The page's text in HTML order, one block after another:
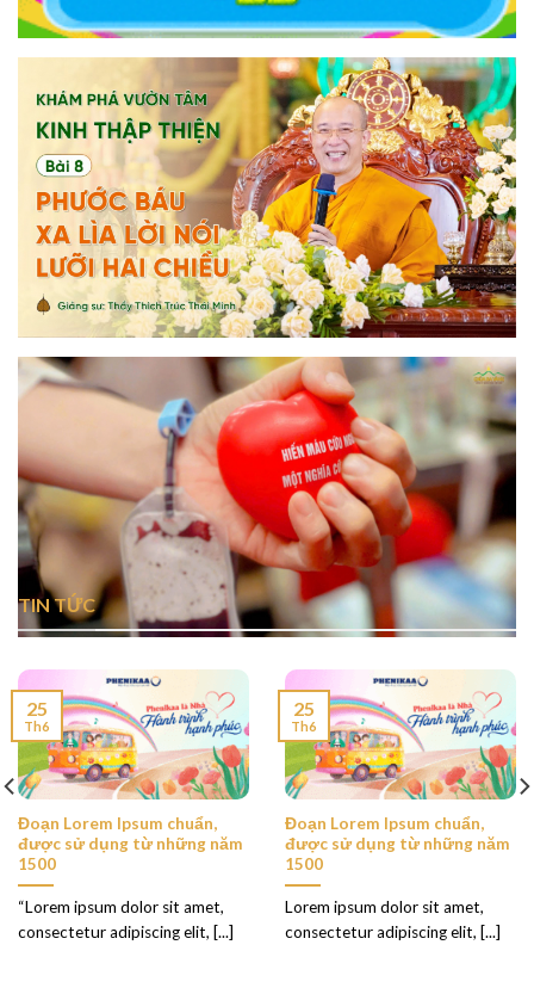
TIN TỨC
Đoạn Lorem Ipsum chuẩn,
được sử dụng từ những năm
1500
“Lorem ipsum dolor sit amet,
consectetur adipiscing elit, [...]
25
Th6
Đoạn Lorem Ipsum chuẩn,
được sử dụng từ những năm
1500
Lorem ipsum dolor sit amet,
consectetur adipiscing elit, [...]
25
Th6